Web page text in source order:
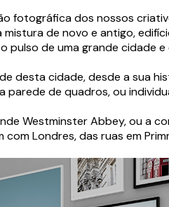
fotográfica dos nossos
de novo e antigo,
de uma grande cidade
desta cidade, desde a sua
parede de quadros, ou
Westminster Abbey, ou a
Londres, das ruas em